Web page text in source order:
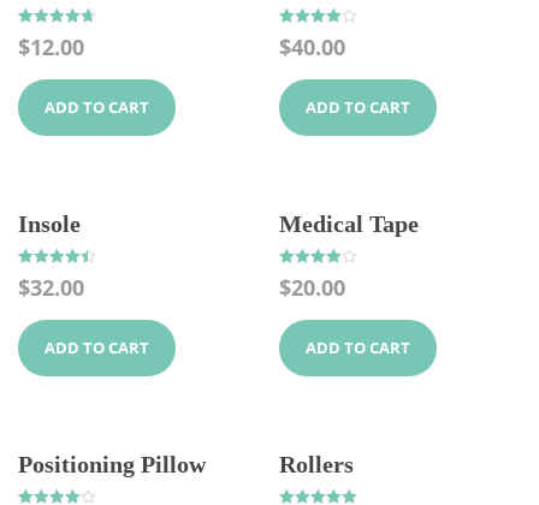
Rated
4.67
$12.00
ADD TO CART
Rated
4.00
$40.00
ADD TO CART
Insole
Rated
4.50
$32.00
ADD TO CART
Medical Tape
Rated
4.00
$20.00
ADD TO CART
Positioning Pillow Rollers